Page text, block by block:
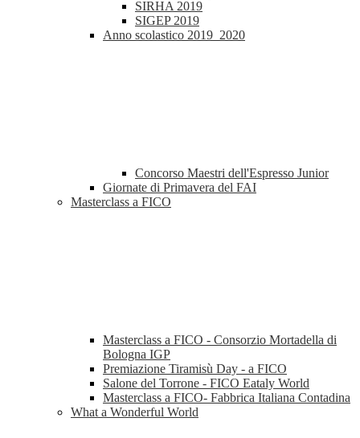
SIRHA 2019
SIGEP 2019
Anno scolastico 2019_2020
Concorso Maestri dell'Espresso Junior
Giornate di Primavera del FAI
Masterclass a FICO
Masterclass a FICO - Consorzio Mortadella di
Bologna IGP
Premiazione Tiramisù Day - a FICO
Salone del Torrone - FICO Eataly World
Masterclass a FICO- Fabbrica Italiana Contadina
What a Wonderful World